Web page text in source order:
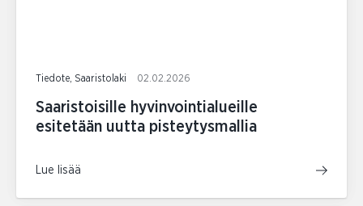
Tiedote, Saaristolaki 02.02.2026
Saaristoisille hyvinvointialueille
esitetään uutta pisteytysmallia
Lue lisää